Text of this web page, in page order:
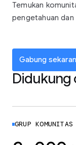
Temukan
pengetahuan dan
Gabung
Didukung
GRUP KOMUNITAS